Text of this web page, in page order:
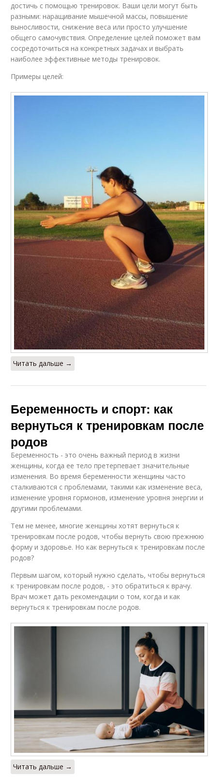
достичь с помощью тренировок. Ваши цели могут быть
разными: наращивание мышечной массы, повышение
выносливости, снижение веса или просто улучшение
общего самочувствия. Определение целей поможет вам
сосредоточиться на конкретных задачах и выбрать
наиболее эффективные методы тренировок.
Примеры целей:
Читать дальше →
Беременность и спорт: как
вернуться к тренировкам после
родов
Беременность - это очень важный период в жизни
женщины, когда ее тело претерпевает значительные
изменения. Во время беременности женщины часто
сталкиваются с проблемами, такими как изменение веса,
изменение уровня гормонов, изменение уровня энергии и
другими проблемами.
Тем не менее, многие женщины хотят вернуться к
тренировкам после родов, чтобы вернуть свою прежнюю
форму и здоровье. Но как вернуться к тренировкам после
родов?
Первым шагом, который нужно сделать, чтобы вернуться
к тренировкам после родов, - это обратиться к врачу.
Врач может дать рекомендации о том, когда и как
вернуться к тренировкам после родов.
Читать дальше →